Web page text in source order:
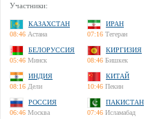
Участники:
КАЗАХСТАН
08:46 Астана
ИРАН
07:16 Тегеран
БЕЛОРУССИЯ
05:46 Минск
КИРГИЗИЯ
08:46 Бишкек
ИНДИЯ
08:16 Дели
КИТАЙ
10:46 Пекин
РОССИЯ
06:46 Москва
ПАКИСТАН
07:46 Исламабад